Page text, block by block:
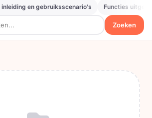
inleiding en gebruiksscenario's Functies
Zoeken